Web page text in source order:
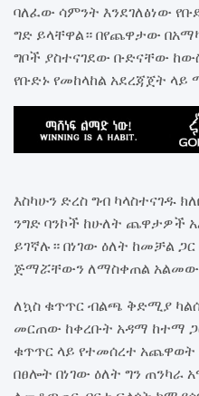
ባለፈው ሳምንት እንደገለፅነው
ግድ ይላቸዋል። በየጨዋታው
ግቦች ያስተናገደው ቡድናቸው
የቡድኑ የመከላከል አደረጃጀት ላይ
እስካሁን ድረስ ግብ ካላስተናገዱ
ንግድ ባንኮች ከሁለት ጨዋታዎች
ይገኛሉ። በነገው ዕለት ከመቻል
ጅማሯቸውን ለማስቀጠል አልመው
ለኳስ ቁጥጥር ብልጫ ቅድሚያ
መርጠው ከቀረቡት አዳማ ከተማ
ቁጥጥር ላይ የተመሰረተ
በፀሎት በነገው ዕለት ግን ጠንካራ